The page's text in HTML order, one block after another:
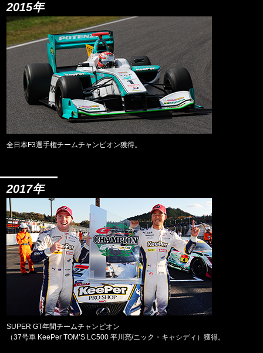
2015年
全日本F3選手権チームチャンピオン獲得。
2017年
SUPER GT年間チームチャンピオン
（37号車 KeePer TOM’S LC500 平川亮/ニック・キャシディ）獲得。